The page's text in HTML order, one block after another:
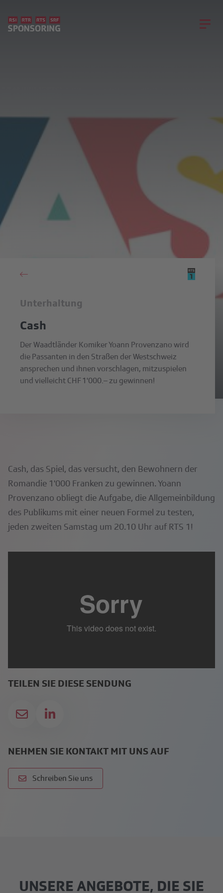
Unterhaltung
Cash
Der Waadtländer Komiker Yoann Provenzano wird
die Passanten in den Straßen der Westschweiz
ansprechen und ihnen vorschlagen, mitzuspielen
und vielleicht CHF 1'000.– zu gewinnen!
Cash, das Spiel, das versucht, den Bewohnern der
Romandie 1'000 Franken zu gewinnen. Yoann
Provenzano obliegt die Aufgabe, die Allgemeinbildung
des Publikums mit einer neuen Formel zu testen,
jeden zweiten Samstag um 20.10 Uhr auf RTS 1!
TEILEN SIE DIESE SENDUNG
NEHMEN SIE KONTAKT MIT UNS AUF
Schreiben Sie uns
UNSERE ANGEBOTE, DIE SIE